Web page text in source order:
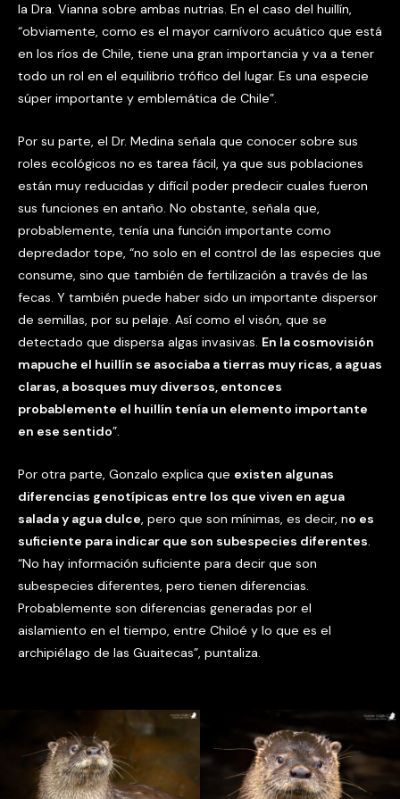
la Dra. Vianna sobre ambas nutrias. En el caso del huillín,
“obviamente, como es el mayor carnívoro acuático que está
en los ríos de Chile, tiene una gran importancia y va a tener
todo un rol en el equilibrio trófico del lugar. Es una especie
súper importante y emblemática de Chile”.
Por su parte, el Dr. Medina señala que conocer sobre sus
roles ecológicos no es tarea fácil, ya que sus poblaciones
están muy reducidas y difícil poder predecir cuales fueron
sus funciones en antaño. No obstante, señala que,
probablemente, tenía una función importante como
depredador tope, “no solo en el control de las especies que
consume, sino que también de fertilización a través de las
fecas. Y también puede haber sido un importante dispersor
de semillas, por su pelaje. Así como el visón, que se
detectado que dispersa algas invasivas. En la cosmovisión
mapuche el huillín se asociaba a tierras muy ricas, a aguas
claras, a bosques muy diversos, entonces
probablemente el huillín tenía un elemento importante
en ese sentido”.
Por otra parte, Gonzalo explica que existen algunas
diferencias genotípicas entre los que viven en agua
salada y agua dulce, pero que son mínimas, es decir, no es
suficiente para indicar que son subespecies diferentes.
“No hay información suficiente para decir que son
subespecies diferentes, pero tienen diferencias.
Probablemente son diferencias generadas por el
aislamiento en el tiempo, entre Chiloé y lo que es el
archipiélago de las Guaitecas”, puntaliza.